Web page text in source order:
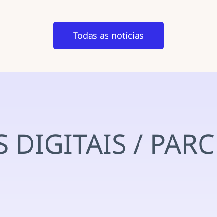
Todas as notícias
DIGITAIS /